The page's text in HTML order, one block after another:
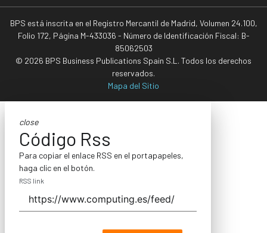
BPS está inscrita en el Registro Mercantil de Madrid, Volumen 24.100,
Folio 172, Página M-433036 - Número de Identificación Fiscal: B-
85062503
© 2026 BPS Business Publications Spain S.L. Todos los derechos
reservados.
Mapa del Sitio
close
Código Rss
Para copiar el enlace RSS en el portapapeles,
haga clic en el botón.
RSS link